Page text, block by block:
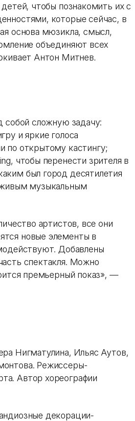
чтобы познакомить их с
которые сейчас, в
основа мюзикла, смысл,
объединяют всех
Антон Митнев.
собой сложную задачу:
и яркие голоса
по открытому кастингу;
чтобы перенести зрителя в
был город десятилетия
живым музыкальным
артистов, все они
новые элементы в
Добавлены
спектакля. Можно
премьерный показ», —
Нигматулина, Ильяс Аутов,
Режиссеры-
Автор хореографии
декорации-